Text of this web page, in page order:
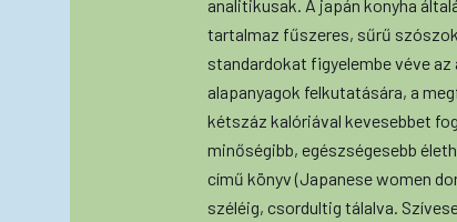
analitikusak. A japán konyha
tartalmaz fűszeres, sűrű
standardokat figyelembe véve
alapanyagok felkutatására, a
kétszáz kalóriával kevesebbet
minőségibb, egészségesebb
című könyv (Japanese women
széléig, csordultig tálalva.